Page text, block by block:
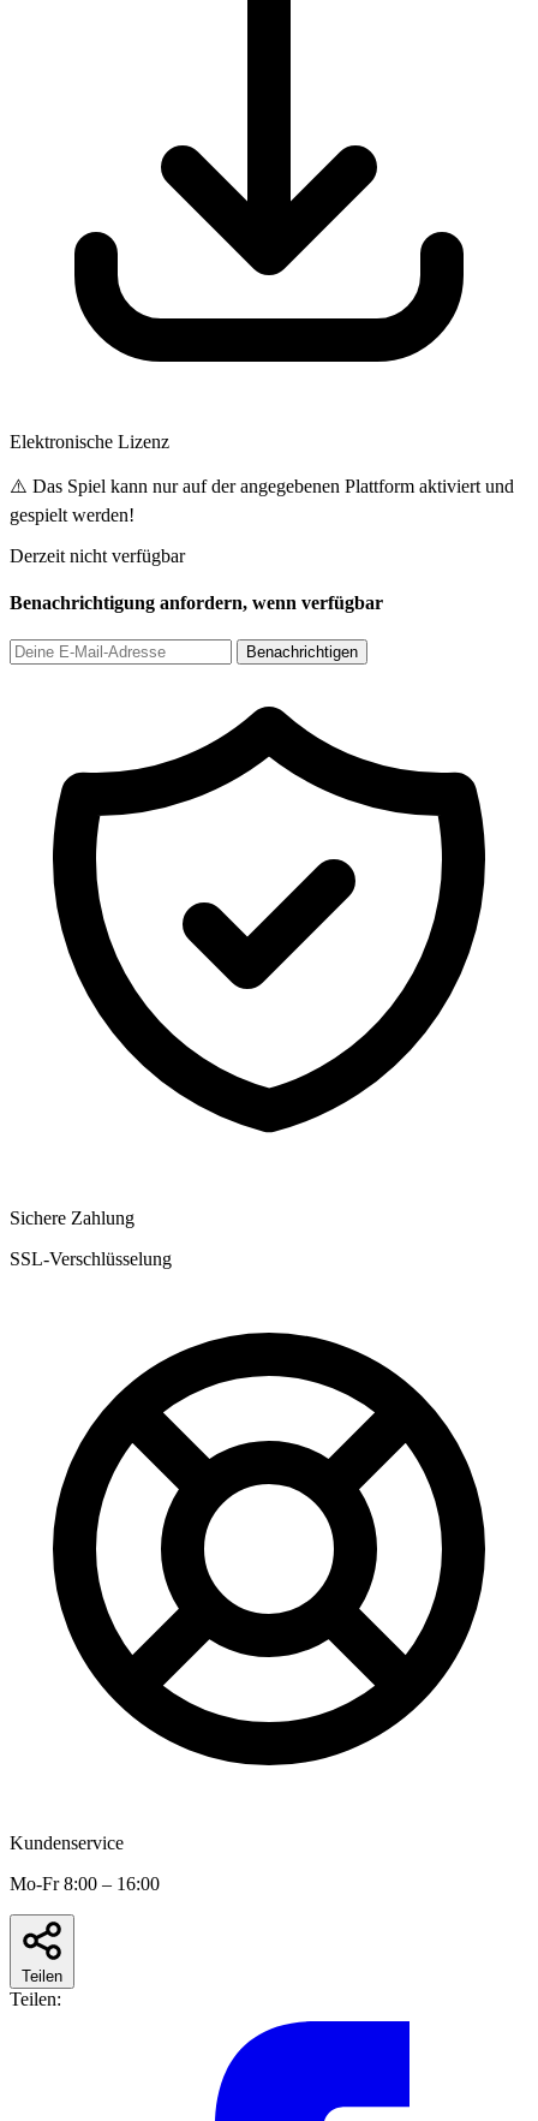
Elektronische Lizenz
⚠️ Das Spiel kann nur auf der angegebenen Plattform aktiviert und
gespielt werden!
Derzeit nicht verfügbar
Benachrichtigung anfordern, wenn verfügbar
Benachrichtigen
Sichere Zahlung
SSL-Verschlüsselung
Kundenservice
Mo-Fr 8:00 – 16:00
Teilen
Teilen: